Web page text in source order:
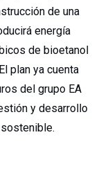
de una
energía
de bioetanol
plan ya cuenta
del grupo EA
y desarrollo